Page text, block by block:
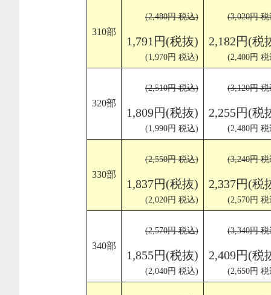
310部
(2,480円 税込)
1,791円(税抜)
(1,970円 税込)
(3,020円
2,182円(税
(2,400円
320部
(2,510円 税込)
1,809円(税抜)
(1,990円 税込)
(3,120円
2,255円(税
(2,480円
330部
(2,550円 税込)
1,837円(税抜)
(2,020円 税込)
(3,240円
2,337円(税
(2,570円
340部
(2,570円 税込)
1,855円(税抜)
(2,040円 税込)
(3,340円
2,409円(税
(2,650円